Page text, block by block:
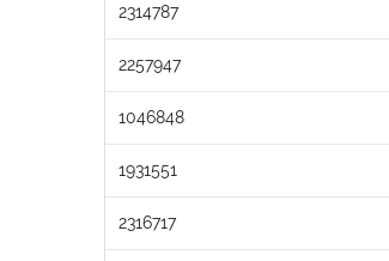
2314787
2257947
1046848
1931551
2316717